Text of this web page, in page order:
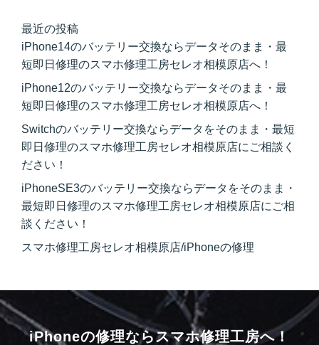
最近の投稿
iPhone14のバッテリー交換ならデータそのまま・最
短即日修理のスマホ修理工房セレオ相模原店へ！
iPhone12のバッテリー交換ならデータそのまま・最
短即日修理のスマホ修理工房セレオ相模原店へ！
Switchのバッテリー交換ならデータをそのまま・最短
即日修理のスマホ修理工房セレオ相模原店にご相談く
ださい！
iPhoneSE3のバッテリー交換ならデータをそのまま・
最短即日修理のスマホ修理工房セレオ相模原店にご相
談ください！
スマホ修理工房セレオ相模原店/iPhoneの修理
iPhoneの修理ならスマホ修理工房へ！